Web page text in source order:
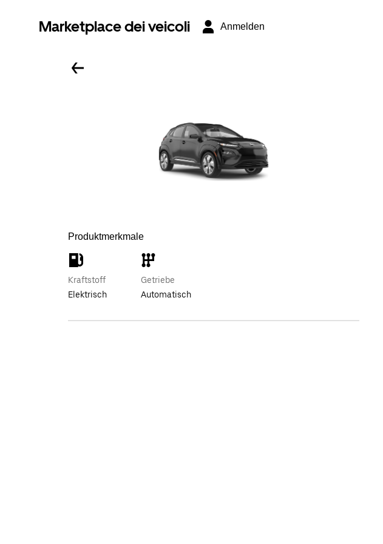
Marketplace dei veicoli Anmelden
Produktmerkmale
Kraftstoff
Elektrisch
Getriebe
Automatisch